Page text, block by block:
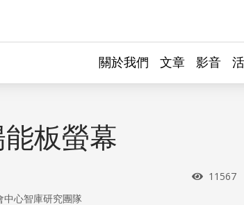
關於我們 文章 影音
板螢幕
瀏覽次數
11567
中心智庫研究團隊